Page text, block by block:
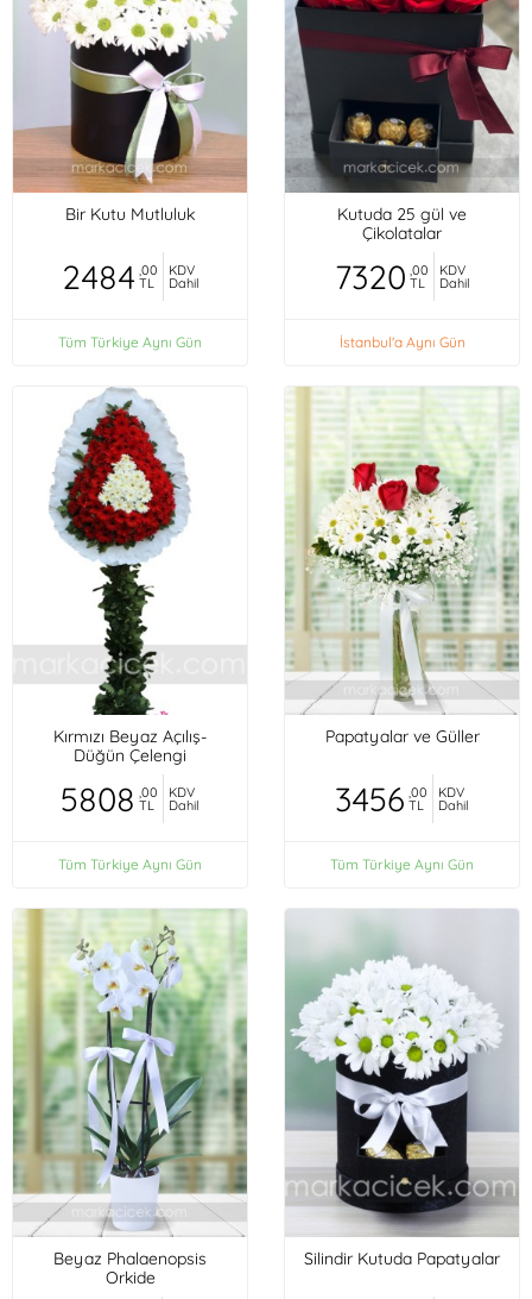
Bir Kutu Mutluluk
2484 ,00
TL
KDV
Dahil
Tüm Türkiye Aynı Gün
Kutuda 25 gül ve
Çikolatalar
7320 ,00
TL
KDV
Dahil
İstanbul'a Aynı Gün
Kırmızı Beyaz Açılış-
Düğün Çelengi
5808 ,00
TL
KDV
Dahil
Tüm Türkiye Aynı Gün
Papatyalar ve Güller
3456 ,00
TL
KDV
Dahil
Tüm Türkiye Aynı Gün
Beyaz Phalaenopsis
Orkide
Silindir Kutuda Papatyalar